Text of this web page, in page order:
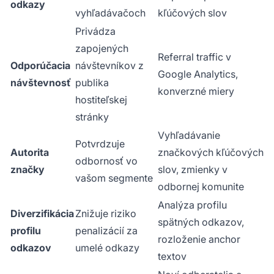
odkazy
vyhľadávačoch
kľúčových slov
Odporúčacia
návštevnosť
Privádza
zapojených
návštevníkov z
publika
hostiteľskej
stránky
Referral traffic v
Google Analytics,
konverzné miery
Autorita
značky
Potvrdzuje
odbornosť vo
vašom segmente
Vyhľadávanie
značkových kľúčových
slov, zmienky v
odbornej komunite
Diverzifikácia
profilu
odkazov
Znižuje riziko
penalizácií za
umelé odkazy
Analýza profilu
spätných odkazov,
rozloženie anchor
textov